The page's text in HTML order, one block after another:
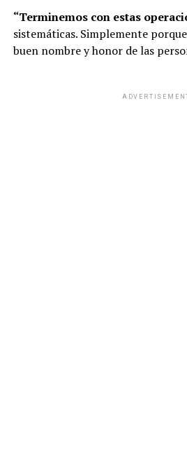
“Terminemos con estas
sistemáticas. Simplemente
buen nombre y honor de las